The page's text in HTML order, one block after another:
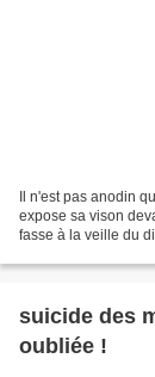
Il n'est pas anodin
expose sa vison
fasse à la veille du
suicide des
oubliée !